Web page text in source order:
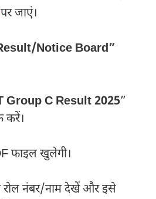
पर जाएं।
Notice Board”
Group C Result 2025”
करें।
फाइल खुलेगी।
रोल नंबर/नाम देखें और इसे